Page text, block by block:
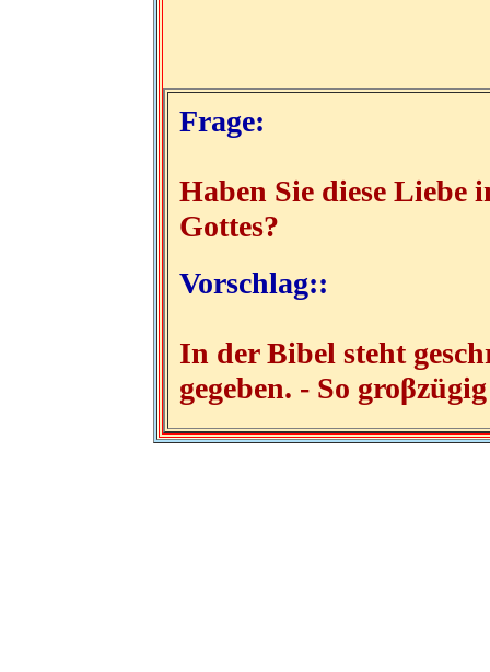
Frage:
Haben Sie diese Liebe
Gottes?
Vorschlag::
In der Bibel steht
gegeben. - So